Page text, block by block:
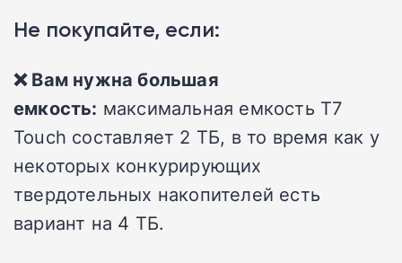
Не покупайте, если:
❌ Вам нужна большая
емкость: максимальная емкость T7
Touch составляет 2 ТБ, в то время как у
некоторых конкурирующих
твердотельных накопителей есть
вариант на 4 ТБ.